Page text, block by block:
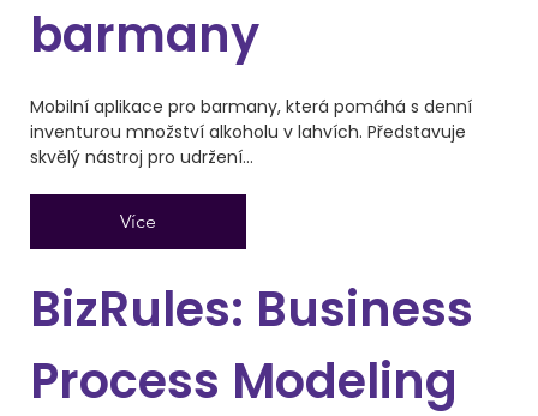
Mobilní aplikace pro barmany, která pomáhá s denní
inventurou množství alkoholu v lahvích. Představuje
skvělý nástroj pro udržení...
Více
barmany
BizRules: Business
Process Modeling